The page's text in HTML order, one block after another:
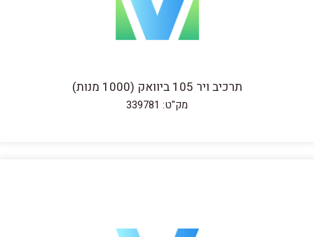
תרכיב ויר 105 ביוואק (1000 מנות)
מק"ט: 339781